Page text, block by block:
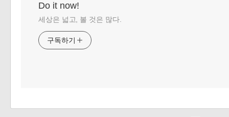
Do it now!
세상은 넓고, 볼 것은 많다.
구독하기